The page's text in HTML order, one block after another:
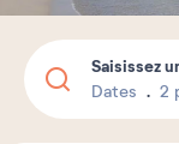
Saisissez
Dates 2